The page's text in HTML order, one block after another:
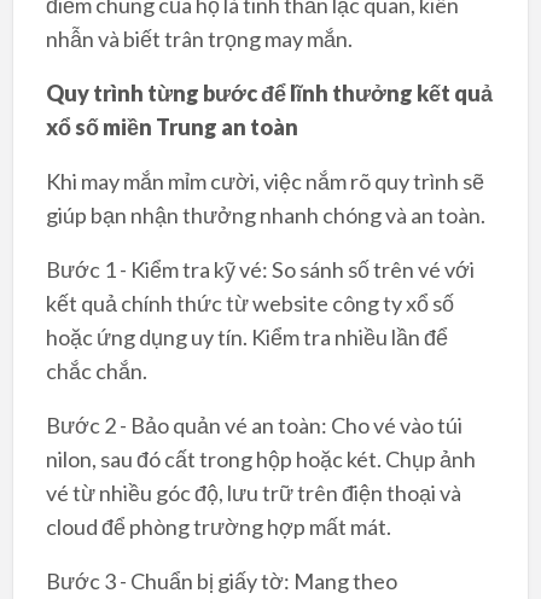
nhẫn và biết trân trọng may mắn.
Quy trình từng bước để lĩnh thưởng kết quả
xổ số miền Trung an toàn
Khi may mắn mỉm cười, việc nắm rõ quy trình sẽ
giúp bạn nhận thưởng nhanh chóng và an toàn.
Bước 1 - Kiểm tra kỹ vé: So sánh số trên vé với
kết quả chính thức từ website công ty xổ số
hoặc ứng dụng uy tín. Kiểm tra nhiều lần để
chắc chắn.
Bước 2 - Bảo quản vé an toàn: Cho vé vào túi
nilon, sau đó cất trong hộp hoặc két. Chụp ảnh
vé từ nhiều góc độ, lưu trữ trên điện thoại và
cloud để phòng trường hợp mất mát.
Bước 3 - Chuẩn bị giấy tờ: Mang theo